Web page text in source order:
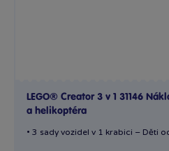
LEGO® Creator 3 v 1 31146
a helikoptéra
• 3 sady vozidel v 1 krabici – Děti